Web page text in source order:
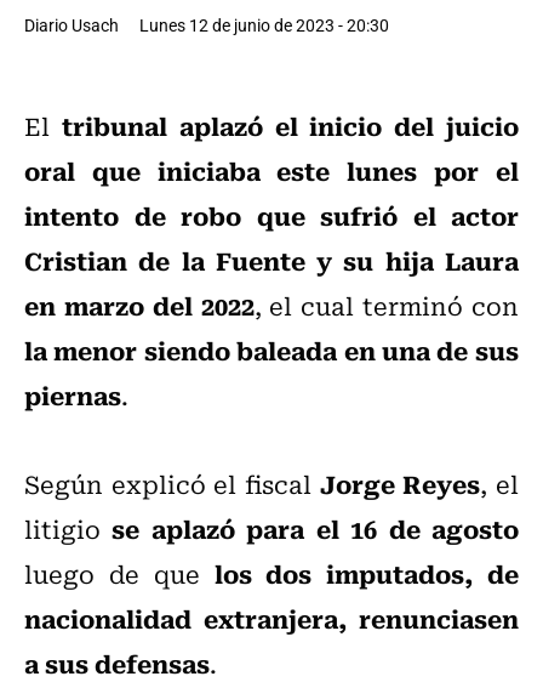
Diario Usach Lunes 12 de junio de 2023 - 20:30
El tribunal aplazó el inicio del juicio
oral que iniciaba este lunes por el
intento de robo que sufrió el actor
Cristian de la Fuente y su hija Laura
en marzo del 2022, el cual terminó con
la menor siendo baleada en una de sus
piernas.
Según explicó el fiscal Jorge Reyes, el
litigio se aplazó para el 16 de agosto
luego de que los dos imputados, de
nacionalidad extranjera, renunciasen
a sus defensas.